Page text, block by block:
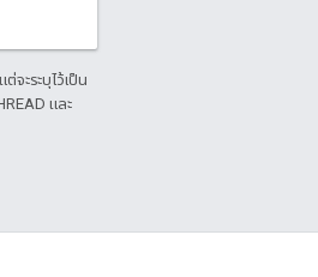
ต่จะระบุไว้เป็น
และ